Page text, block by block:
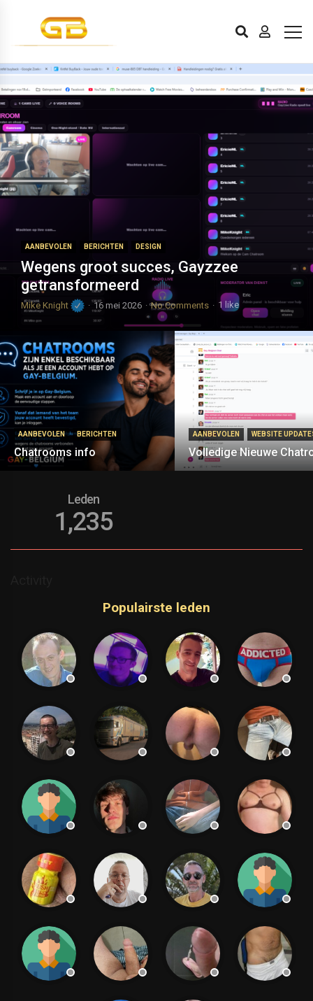
AANBEVOLEN BERICHTEN DESIGN
Wegens groot succes, Gayzzee
getransformeerd
Mike Knight 16 mei 2026 No Comments 1 like
AANBEVOLEN BERICHTEN
Chatrooms info
AANBEVOLEN WEBSITE
Volledige Nieuwe
Leden
1,235
Populairste leden